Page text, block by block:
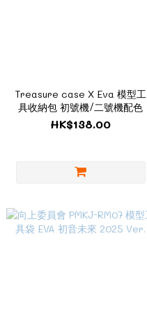
Treasure case X Eva 模型工
具收納包 初號機/二號機配色
HK$138.00